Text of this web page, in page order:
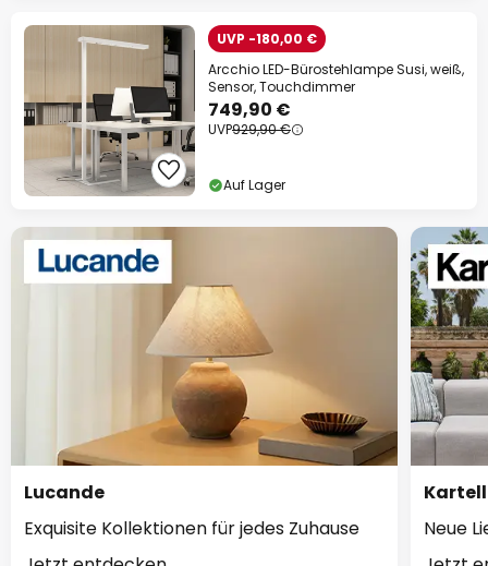
UVP -180,00 €
Arcchio LED-Bürostehlampe Susi, weiß,
Sensor, Touchdimmer
749,90 €
UVP929,90 €
Auf Lager
Lucande
Exquisite Kollektionen für jedes Zuhause
Kartell
Neue